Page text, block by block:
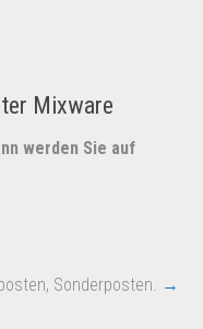
Mixware
werden Sie auf
Sonderposten. →